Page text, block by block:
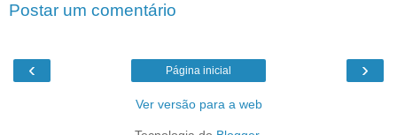
Postar um comentário
‹ ›
Página inicial
Ver versão para a web